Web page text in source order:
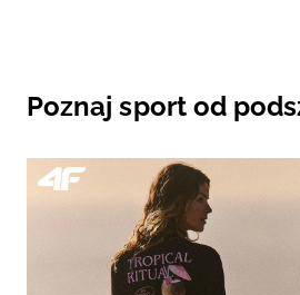
Poznaj sport od